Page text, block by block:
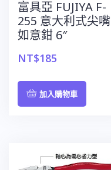
富具亞 FUJIYA F-
255 意大利式尖嘴
如意鉗 6″
NT$185
加入購物車